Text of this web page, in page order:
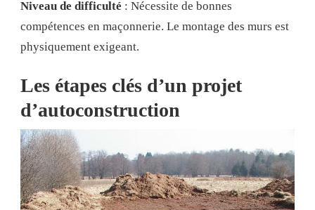
Niveau de difficulté : Nécessite de bonnes
compétences en maçonnerie. Le montage des murs est
physiquement exigeant.
Les étapes clés d’un projet
d’autoconstruction